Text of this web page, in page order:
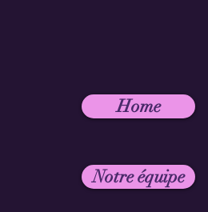
Home
Notre équipe